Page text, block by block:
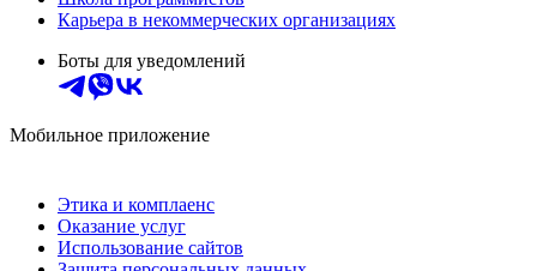
Карьера в некоммерческих организациях
Боты для уведомлений
Мобильное приложение
Этика и комплаенс
Оказание услуг
Использование сайтов